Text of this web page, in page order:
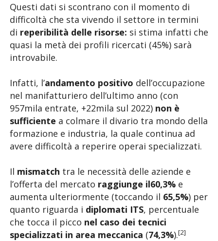
Questi dati si scontrano con il momento di
difficoltà che sta vivendo il settore in termini
di reperibilità delle risorse: si stima infatti che
quasi la metà dei profili ricercati (45%) sarà
introvabile.
Infatti, l’andamento positivo dell’occupazione
nel manifatturiero dell’ultimo anno (con
957mila entrate, +22mila sul 2022) non è
sufficiente a colmare il divario tra mondo della
formazione e industria, la quale continua ad
avere difficoltà a reperire operai specializzati.
Il mismatch tra le necessità delle aziende e
l’offerta del mercato raggiunge il60,3% e
aumenta ulteriormente (toccando il 65,5%) per
quanto riguarda i diplomati ITS, percentuale
che tocca il picco nel caso dei tecnici
specializzati in area meccanica (74,3%).[2]